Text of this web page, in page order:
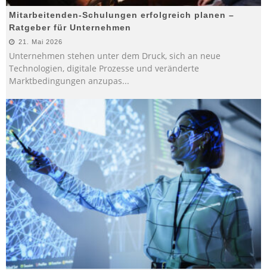
Mitarbeitenden-Schulungen erfolgreich planen –
Ratgeber für Unternehmen
21. Mai 2026
Unternehmen stehen unter dem Druck, sich an neue
Technologien, digitale Prozesse und veränderte
Marktbedingungen anzupas...